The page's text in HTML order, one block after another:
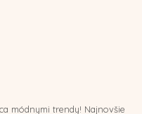
módnymi trendy! Najnovšie